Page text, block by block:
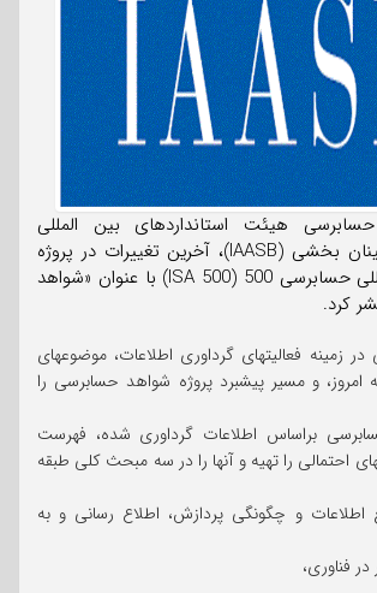
هیئت استانداردهای بین المللی
حسابرسی و اطمینان بخشی (IAASB)، آخرین تغییرات در پروژه
استاندارد بین المللی حسابرسی 500 (ISA 500) با عنوان «شواهد
کرد.
زمینه فعالیتهای گرداوری اطلاعات، موضوعهای
امروز، و مسیر پیشبرد پروژه شواهد حسابرسی را
براساس اطلاعات گرداوری شده، فهرست
احتمالی را تهیه و آنها را در سه مبحث کلی طبقه
اطلاعات و چگونگی پردازش، اطلاع رسانی و به
فناوری،